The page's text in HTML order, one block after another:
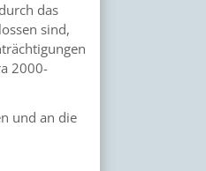
das
sind,
2000-
und an die